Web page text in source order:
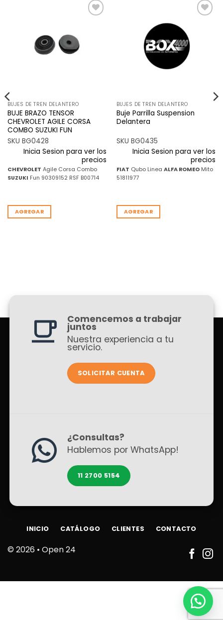
BUJES DE TREN DELANTERO
BUJE BRAZO TENSOR
CHEVROLET AGILE CORSA
COMBO SUZUKI FUN
SKU BG0428
Inicia Sesion para ver los
precios
CHEVROLET Agile Corsa Combo
SUZUKI Fun 90309152 RSF B00714
AGREGAR
deseos
BUJES DE TREN DELANTERO
Buje Parrilla Suspension
Delantera
SKU BG0435
Inicia Sesion para ver los
precios
FIAT Qubo Linea ALFA ROMEOMito
51811977
AGREGAR
Comencemos a trabajar
juntos
Nuestra experiencia a tu
servicio.
SOLICITAR CUENTA
¿Consultas?
Hablemos por WhatsApp!
11 2700 5154
© 2026 • Open 24
INICIO CATÁLOGO CLIENTES CONTACTO